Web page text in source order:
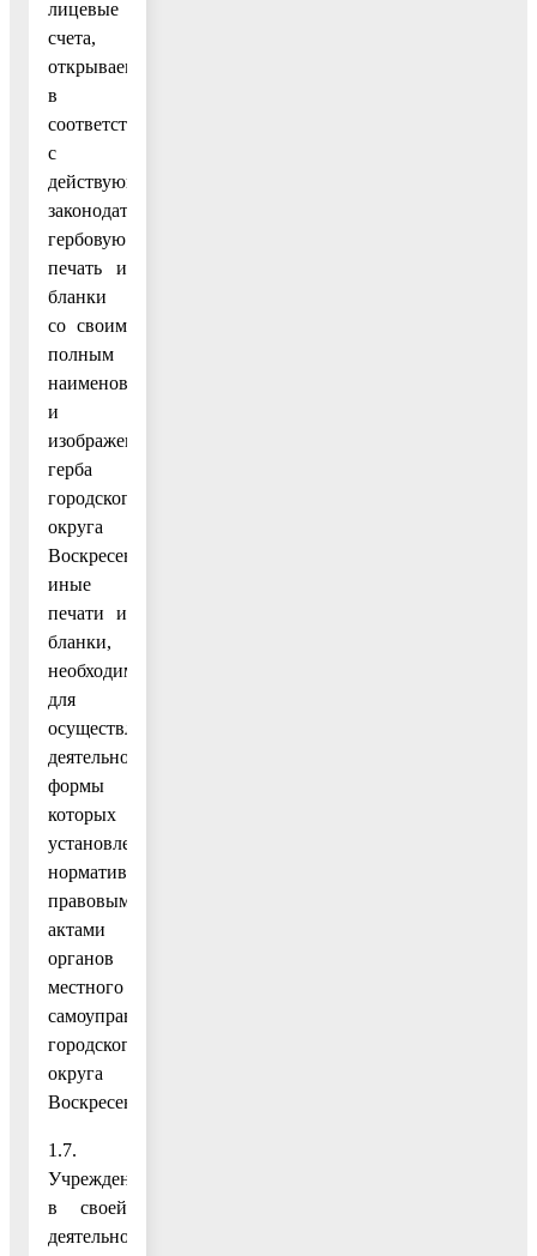
лицевые
счета,
открываемые
в
соответствии
с
действующим
законодательством,
гербовую
печать и
бланки
со своим
полным
наименованием
и
изображением
герба
городского
округа
Воскресенск,
иные
печати и
бланки,
необходимые
для
осуществления
деятельности,
формы
которых
установлены
нормативными
правовыми
актами
органов
местного
самоуправления
городского
округа
Воскресенск.
1.7.
Учреждение
в своей
деятельности